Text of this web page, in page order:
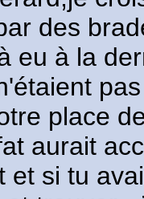
des
eu à la
place
aurait
et si tu